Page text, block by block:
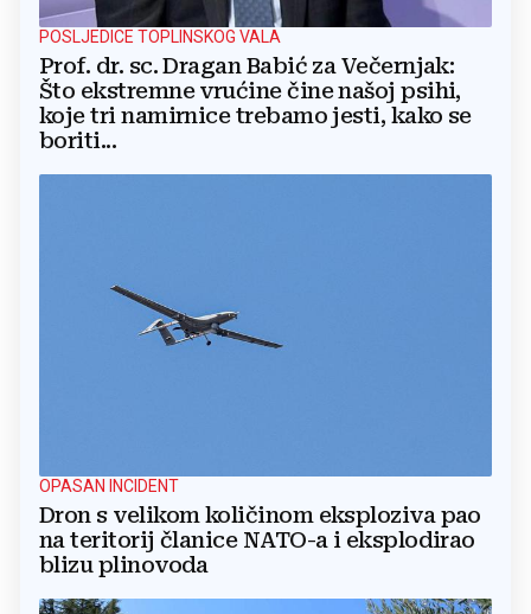
POSLJEDICE TOPLINSKOG VALA
Prof. dr. sc. Dragan Babić za Večernjak:
Što ekstremne vrućine čine našoj psihi,
koje tri namirnice trebamo jesti, kako se
boriti...
OPASAN INCIDENT
Dron s velikom količinom eksploziva pao
na teritorij članice NATO-a i eksplodirao
blizu plinovoda